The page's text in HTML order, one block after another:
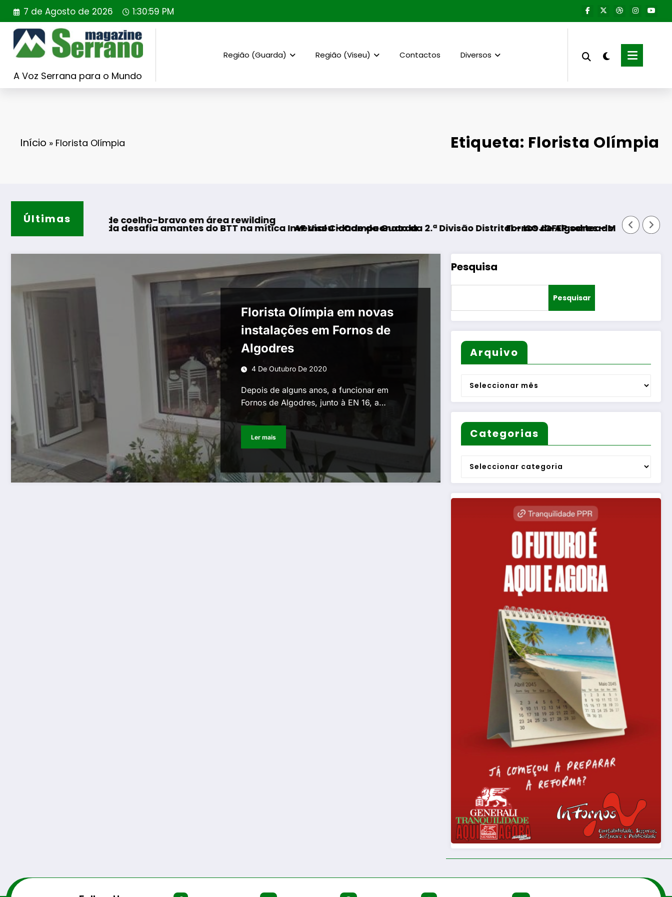
Saltar
para
conteúdo
7 de Agosto de 2026 1:31:00 PM
A Voz Serrana para o Mundo
Região (Guarda) Região (Viseu) Contactos Diversos
Início » Florista Olímpia Etiqueta: Florista Olímpia
Últimas
de coelho-bravo em área rewilding
Guarda desafia amantes do BTT na mítica Invernal Cidade da GuardaAF Viseu – Campeonato da 2.ª Divisão Distrital – ISOJOFER sorteadoFornos de Algodres – Momento de reflexão “As
Florista Olímpia em novas
instalações em Fornos de
Algodres
4 De Outubro De 2020
Depois de alguns anos, a funcionar em
Fornos de Algodres, junto à EN 16, a…
Ler mais
Pesquisa
Pesquisar
Arquivo
Arquivo
Categorias
Categorias